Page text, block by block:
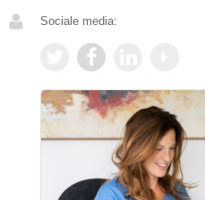
Sociale media: